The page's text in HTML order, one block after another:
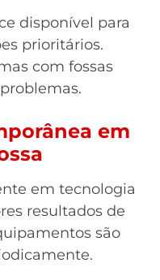
disponível para
prioritários.
com fossas
em
em tecnologia
resultados de
são